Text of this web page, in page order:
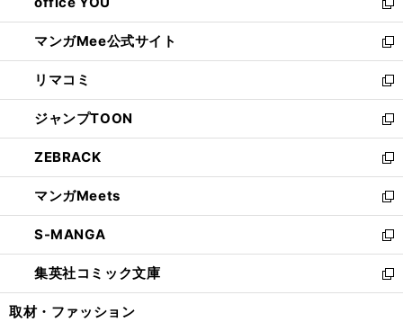
開
く
ィ
ン
ド
ウ
で
開
く
い
ウ
ィ
ン
ド
ウ
で
開
く
新
し
い
ウ
ィ
ン
ド
ウ
で
開
く
マンガMee公式サイト
新
し
い
ウ
ィ
ン
ド
ウ
で
開
く
リマコミ
新
し
い
ウ
ィ
ン
ド
ウ
で
開
く
ジャンプTOON
新
し
い
ウ
ィ
ン
ド
ウ
で
開
ZEBRACK
新
し
い
ウ
ィ
ン
ド
ウ
マンガMeets
新
し
い
ウ
ィ
ン
S-MANGA
新
し
い
ウ
集英社コミック文庫
新
し
取材・ファッション